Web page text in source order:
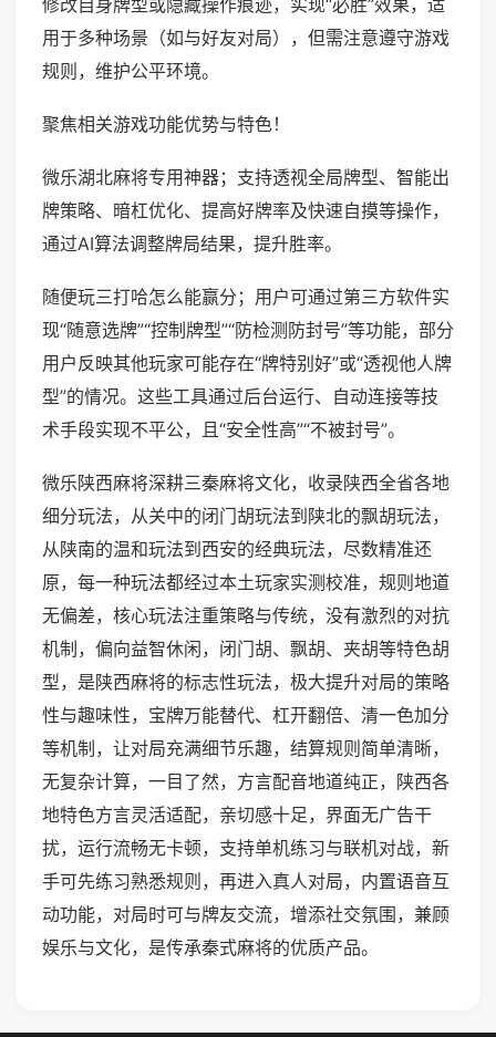
修改自身牌型或隐藏操作痕迹，实现“必胜”效果，适
用于多种场景（如与好友对局），但需注意遵守游戏
规则，维护公平环境。
聚焦相关游戏功能优势与特色！
微乐湖北麻将专用神器；支持透视全局牌型、智能出
牌策略、暗杠优化、提高好牌率及快速自摸等操作，
通过AI算法调整牌局结果，提升胜率。
随便玩三打哈怎么能赢分；用户可通过第三方软件实
现“随意选牌”“控制牌型”“防检测防封号”等功能，部分
用户反映其他玩家可能存在“牌特别好”或“透视他人牌
型”的情况。这些工具通过后台运行、自动连接等技
术手段实现不平公，且“安全性高”“不被封号”。
微乐陕西麻将深耕三秦麻将文化，收录陕西全省各地
细分玩法，从关中的闭门胡玩法到陕北的飘胡玩法，
从陕南的温和玩法到西安的经典玩法，尽数精准还
原，每一种玩法都经过本土玩家实测校准，规则地道
无偏差，核心玩法注重策略与传统，没有激烈的对抗
机制，偏向益智休闲，闭门胡、飘胡、夹胡等特色胡
型，是陕西麻将的标志性玩法，极大提升对局的策略
性与趣味性，宝牌万能替代、杠开翻倍、清一色加分
等机制，让对局充满细节乐趣，结算规则简单清晰，
无复杂计算，一目了然，方言配音地道纯正，陕西各
地特色方言灵活适配，亲切感十足，界面无广告干
扰，运行流畅无卡顿，支持单机练习与联机对战，新
手可先练习熟悉规则，再进入真人对局，内置语音互
动功能，对局时可与牌友交流，增添社交氛围，兼顾
娱乐与文化，是传承秦式麻将的优质产品。